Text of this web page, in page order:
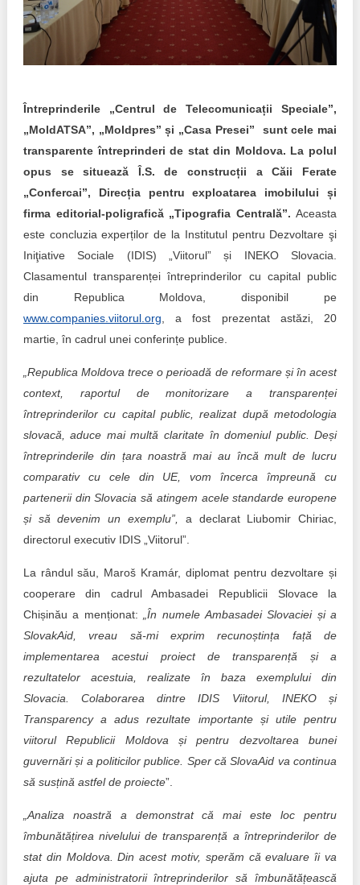
Buletin EU-STRAT
Transparența întreprinderilor de stat
Cele mai bune și cele mai proaste politici locale din
Democrația, independența și transparența instituțiilor
publice-cheie din Moldova
Achiziții publice
Achizițiile publice în vizorul societății civile
Întreprinderile „Centrul de Telecomunicații Speciale”,
„MoldATSA”, „Moldpres” și „Casa Presei” sunt cele mai
transparente întreprinderi de stat din Moldova. La polul
opus se situează Î.S. de construcții a Căii Ferate
„Confercai”, Direcția pentru exploatarea imobilului și
firma editorial-poligrafică „Tipografia Centrală”. Aceasta
este concluzia experților de la Institutul pentru Dezvoltare şi
Iniţiative Sociale (IDIS) „Viitorul” și INEKO Slovacia.
Clasamentul transparenței întreprinderilor cu capital public
din Republica Moldova, disponibil pe
www.companies.viitorul.org , a fost prezentat astăzi, 20
martie, în cadrul unei conferințe publice.
„Republica Moldova trece o perioadă de reformare și în acest
context, raportul de monitorizare a transparenței
întreprinderilor cu capital public, realizat după metodologia
slovacă, aduce mai multă claritate în domeniul public. Deși
întreprinderile din țara noastră mai au încă mult de lucru
comparativ cu cele din UE, vom încerca împreună cu
partenerii din Slovacia să atingem acele standarde europene
și să devenim un exemplu”,
a declarat Liubomir Chiriac,
directorul executiv IDIS „Viitorul”.
La rândul său, Maroš Kramár, diplomat pentru dezvoltare și
cooperare din cadrul Ambasadei Republicii Slovace la
Chișinău a menționat:
„În numele Ambasadei Slovaciei și a
SlovakAid, vreau să-mi exprim recunoștința față de
implementarea acestui proiect de transparență și a
rezultatelor acestuia, realizate în baza exemplului din
Slovacia. Colaborarea dintre IDIS Viitorul, INEKO și
Transparency a adus rezultate importante și utile pentru
viitorul Republicii Moldova și pentru dezvoltarea bunei
guvernări și a politicilor publice. Sper că SlovaAid va continua
să susțină astfel de proiecte”.
„Analiza noastră a demonstrat că mai este loc pentru
îmbunătățirea nivelului de transparență a întreprinderilor de
stat din Moldova. Din acest motiv, sperăm că evaluare îi va
ajuta pe administratorii întreprinderilor să îmbunătățească